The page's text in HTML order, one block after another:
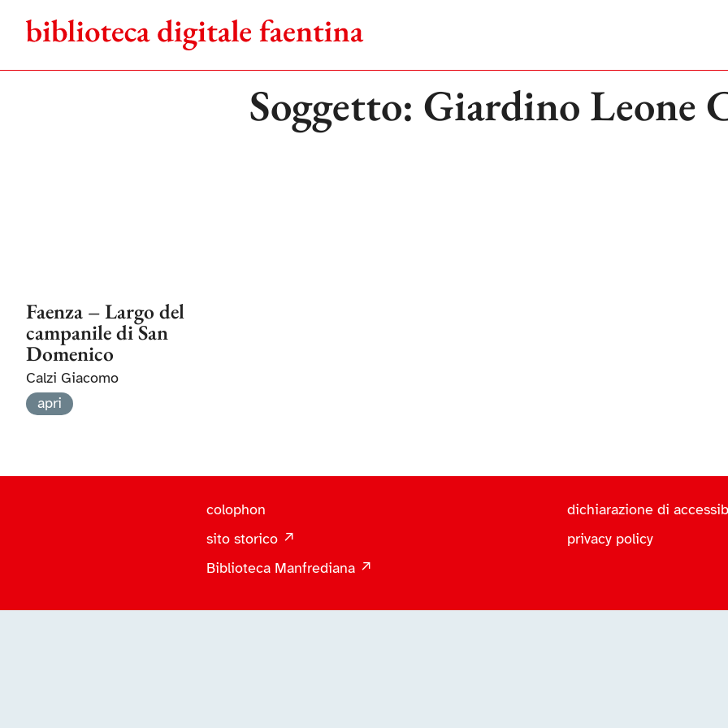
contenuto
Soggetto: Giardino Leone
Faenza – Largo del
campanile di San
Domenico
Calzi Giacomo
apri
colophon
sito storico ↗
Biblioteca Manfrediana ↗
dichiarazione di
privacy policy